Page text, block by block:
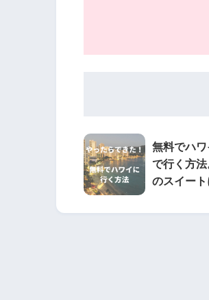
無料でハ
で行く方
のスイー